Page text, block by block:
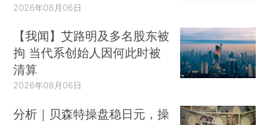
2026年08月06日
【我闻】艾路明及多名股东被
拘 当代系创始人因何此时被
清算
2026年08月06日
分析｜贝森特操盘稳日元，操